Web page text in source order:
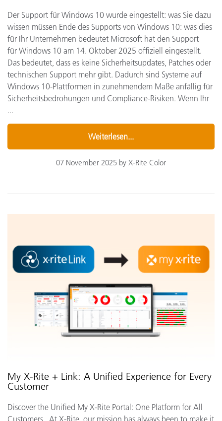
Der Support für Windows 10 wurde eingestellt: was Sie dazu
wissen müssen Ende des Supports von Windows 10: was dies
für Ihr Unternehmen bedeutet Microsoft hat den Support
für Windows 10 am 14. Oktober 2025 offiziell eingestellt.
Das bedeutet, dass es keine Sicherheitsupdates, Patches oder
technischen Support mehr gibt. Dadurch sind Systeme auf
Windows 10-Plattformen in zunehmendem Maße anfällig für
Sicherheitsbedrohungen und Compliance-Risiken. Wenn Ihr
...
Weiterlesen...
07 November 2025 by X-Rite Color
My X-Rite + Link: A Unified Experience for Every
Customer
Discover the Unified My X-Rite Portal: One Platform for All